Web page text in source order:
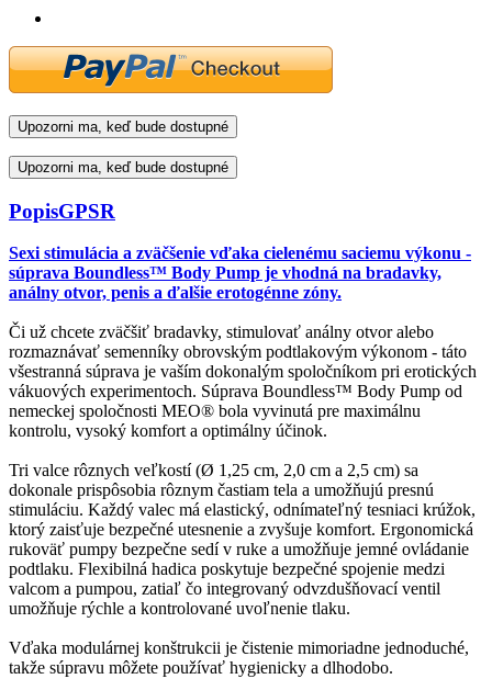
Upozorni ma, keď bude dostupné
Upozorni ma, keď bude dostupné
PopisGPSR
Sexi stimulácia a zväčšenie vďaka cielenému saciemu výkonu -
súprava Boundless™ Body Pump je vhodná na bradavky,
análny otvor, penis a ďalšie erotogénne zóny.
Či už chcete zväčšiť bradavky, stimulovať análny otvor alebo
rozmaznávať semenníky obrovským podtlakovým výkonom - táto
všestranná súprava je vaším dokonalým spoločníkom pri erotických
vákuových experimentoch. Súprava Boundless™ Body Pump od
nemeckej spoločnosti MEO® bola vyvinutá pre maximálnu
kontrolu, vysoký komfort a optimálny účinok.
Tri valce rôznych veľkostí (Ø 1,25 cm, 2,0 cm a 2,5 cm) sa
dokonale prispôsobia rôznym častiam tela a umožňujú presnú
stimuláciu. Každý valec má elastický, odnímateľný tesniaci krúžok,
ktorý zaisťuje bezpečné utesnenie a zvyšuje komfort. Ergonomická
rukoväť pumpy bezpečne sedí v ruke a umožňuje jemné ovládanie
podtlaku. Flexibilná hadica poskytuje bezpečné spojenie medzi
valcom a pumpou, zatiaľ čo integrovaný odvzdušňovací ventil
umožňuje rýchle a kontrolované uvoľnenie tlaku.
Vďaka modulárnej konštrukcii je čistenie mimoriadne jednoduché,
takže súpravu môžete používať hygienicky a dlhodobo.